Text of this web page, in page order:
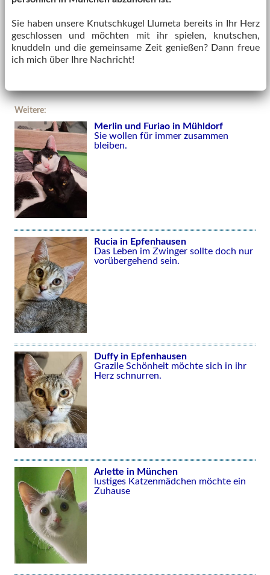
Sie haben unsere Knutschkugel Llumeta bereits in Ihr Herz
geschlossen und möchten mit ihr spielen, knutschen,
knuddeln und die gemeinsame Zeit genießen? Dann freue
ich mich über Ihre Nachricht!
Weitere:
Merlin und Furiao in Mühldorf
Sie wollen für immer zusammen
bleiben.
Rucia in Epfenhausen
Das Leben im Zwinger sollte doch nur
vorübergehend sein.
Duffy in Epfenhausen
Grazile Schönheit möchte sich in ihr
Herz schnurren.
Arlette in München
lustiges Katzenmädchen möchte ein
Zuhause